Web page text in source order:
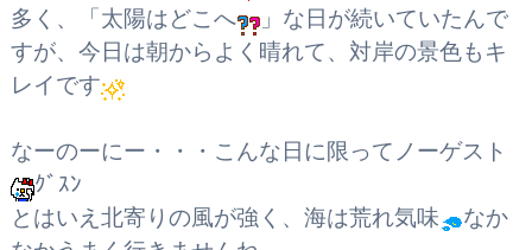
多く、「太陽はどこへ
」な日が続いていたんで
すが、今日は朝からよく晴れて、対岸の景色もキ
レイです
なーのーにー・・・こんな日に限ってノーゲスト
ｸﾞｽﾝ
とはいえ北寄りの風が強く、海は荒れ気味
なか